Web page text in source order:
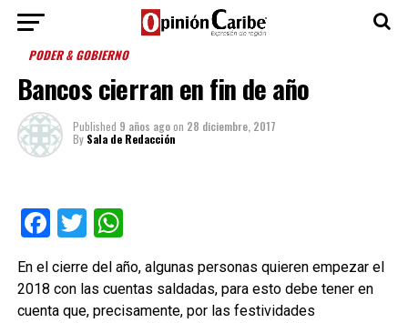
PODER & GOBIERNO
Bancos cierran en fin de año
Published 9 años agoon 28 diciembre, 2017
By Sala de Redacción
Facebook
TwitterWhatsApp
En el cierre del año, algunas personas quieren empezar el
2018 con las cuentas saldadas, para esto debe tener en
cuenta que, precisamente, por las festividades